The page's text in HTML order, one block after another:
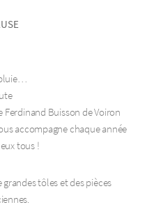
Ferdinand Buisson de Voiron
accompagne chaque année
tous !
tôles et des pièces